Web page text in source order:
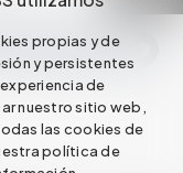
propias y de
y persistentes
de
nuestro sitio web,
las cookies de
política de